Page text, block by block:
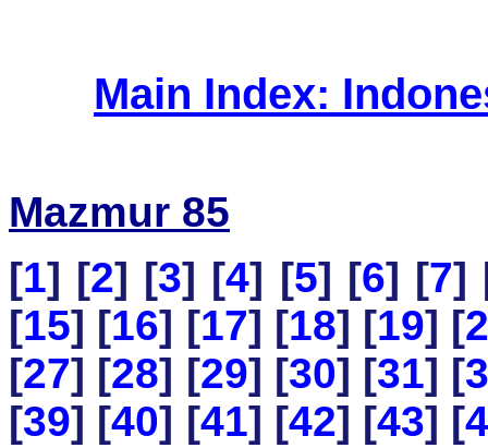
Main Index:
Mazmur 85
[1] [2] [3] [4] [5] [6] [7]
[15] [16] [17] [18] [19] [
[27] [28] [29] [30] [31] [
[39] [40] [41] [42] [43] [